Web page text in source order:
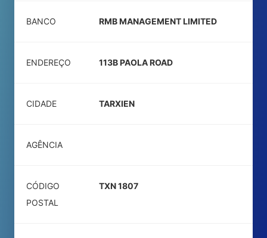
BANCO RMB MANAGEMENT LIMITED
ENDEREÇO 113B PAOLA ROAD
CIDADE TARXIEN
AGÊNCIA
CÓDIGO
POSTAL
TXN 1807